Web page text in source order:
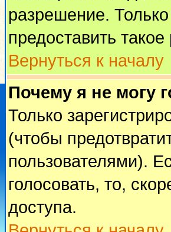
разрешение.
предоставить
Вернуться к началу
Почему я не могу
Только
(чтобы
пользователями).
голосовать, то,
доступа.